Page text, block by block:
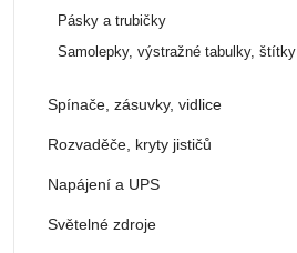
Pásky a trubičky
Samolepky, výstražné tabulky, štítky
Spínače, zásuvky, vidlice
Rozvaděče, kryty jističů
Napájení a UPS
Světelné zdroje